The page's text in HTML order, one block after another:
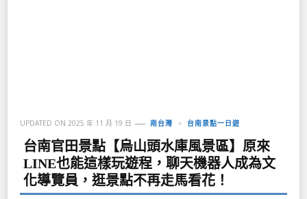
UPDATED ON 2025 年 11 月 19 日 南台灣 台南景點一日遊
台南官田景點【烏山頭水庫風景區】原來
LINE也能這樣玩遊程，聊天機器人成為文
化導覽員，逛景點不再走馬看花！